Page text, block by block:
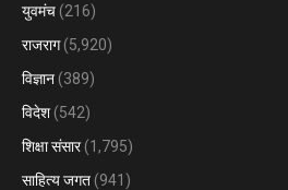
युवमंच (216)
राजराग(5,920)
विज्ञान (389)
विदेश (542)
शिक्षा संसार(1,795)
साहित्य जगत (941)